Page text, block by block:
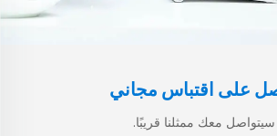
على اقتباس مجاني
سيتواصل معك ممثلنا قريبًا.